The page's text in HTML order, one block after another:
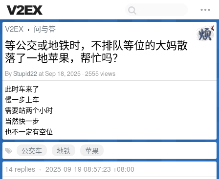
V2EX › 问与答
等公交或地铁时，不排队等位的大妈散
落了一地苹果，帮忙吗？
ByStupid22at Sep 18, 2025 · 2555 views
此时车来了
慢一步上车
需要站两个小时
当然快一步
也不一定有空位
公交车
地铁
苹果
14 replies • 2025-09-19 08:57:23 +08:00